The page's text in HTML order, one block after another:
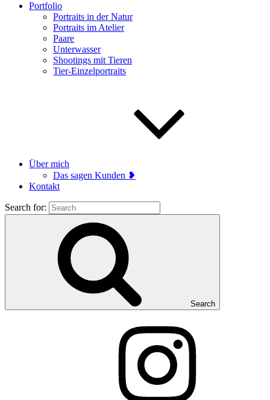
Portfolio
Portraits in der Natur
Portraits im Atelier
Paare
Unterwasser
Shootings mit Tieren
Tier-Einzelportraits
Über mich
Das sagen Kunden ❥
Kontakt
Search for:
Search